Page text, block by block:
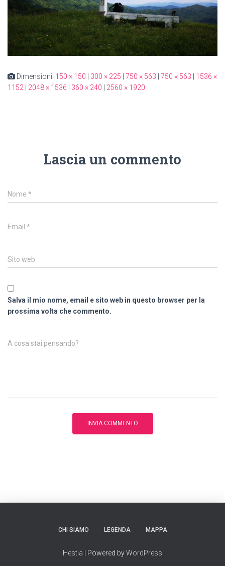
Dimensioni: 150 × 150 | 300 × 225 | 750 × 563 | 750 × 563 | 1536 ×
1152 | 2048 × 1536 | 360 × 240 | 2560 × 1920
Lascia un commento
Nome *
Email *
Sito web
Salva il mio nome, email e sito web in questo browser per la
prossima volta che commento.
A cosa stai pensando?
CHI SIAMO LEGENDA MAPPA
Hestia | Powered byWordPress